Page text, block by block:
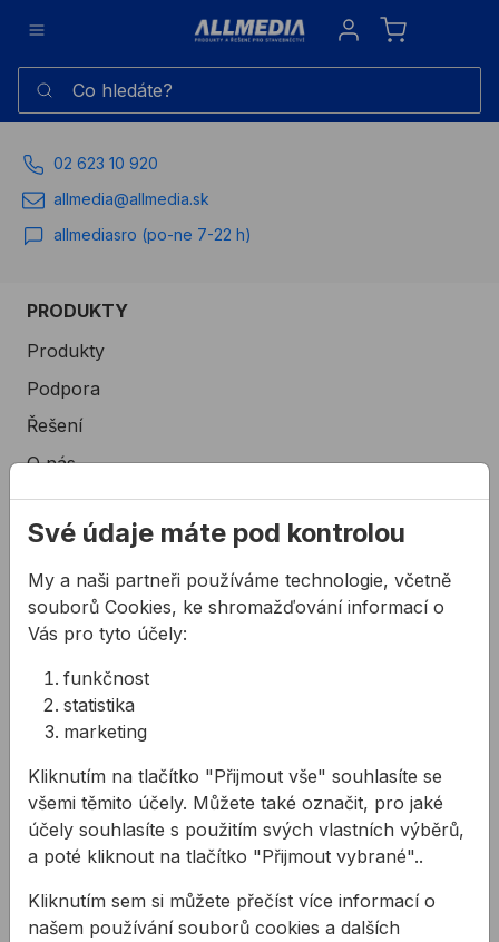
Sign in
Co hledáte?
02 623 10 920
allmedia@allmedia.sk
allmediasro (po-ne 7-22 h)
PRODUKTY
Produkty
Podpora
Řešení
O nás
Kontakty
Akce a výprodej
Služby
Ke stažení
Rady a tipy
KONTAKTY
Kancelář
Technická podpora
Zákaznická podpora
Servis nářadí
O NÁS
Své údaje máte pod kontrolou
My a naši partneři používáme technologie, včetně
souborů Cookies, ke shromažďování informací o
Vás pro tyto účely:
funkčnost
statistika
marketing
Kliknutím na tlačítko "Přijmout vše" souhlasíte se
všemi těmito účely. Můžete také označit, pro jaké
účely souhlasíte s použitím svých vlastních výběrů,
a poté kliknout na tlačítko "Přijmout vybrané"..
Kliknutím sem si můžete přečíst více informací o
našem používání souborů cookies a dalších